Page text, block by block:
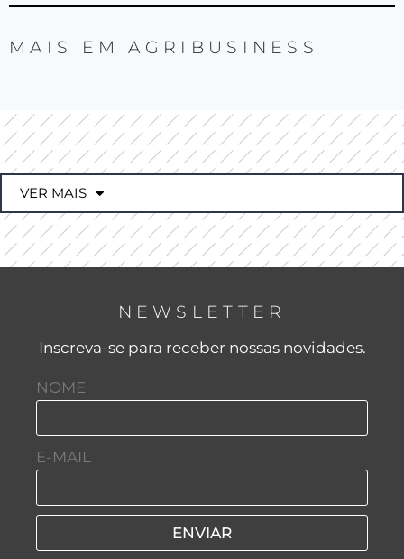
MAIS EMAGRIBUSINESS
VER MAIS
NEWSLETTER
Inscreva-se para receber nossas novidades.
NOME
E-MAIL
ENVIAR